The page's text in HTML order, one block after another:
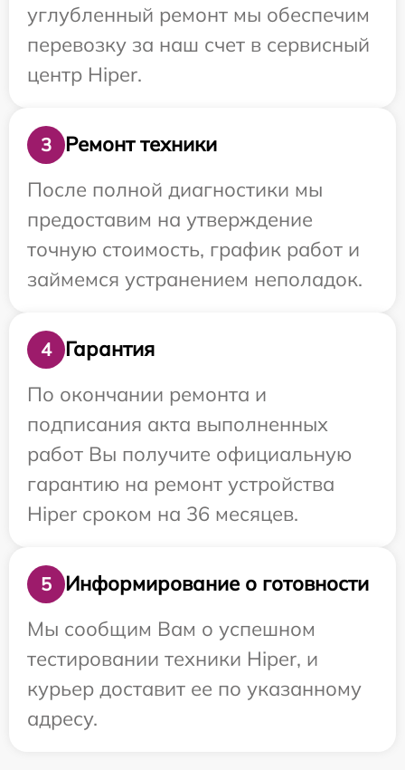
углубленный ремонт мы обеспечим
перевозку за наш счет в сервисный
центр Hiper.
3
Ремонт техники
После полной диагностики мы
предоставим на утверждение
точную стоимость, график работ и
займемся устранением неполадок.
4
Гарантия
По окончании ремонта и
подписания акта выполненных
работ Вы получите официальную
гарантию на ремонт устройства
Hiper сроком на 36 месяцев.
5
Информирование о готовности
Мы сообщим Вам о успешном
тестировании техники Hiper, и
курьер доставит ее по указанному
адресу.